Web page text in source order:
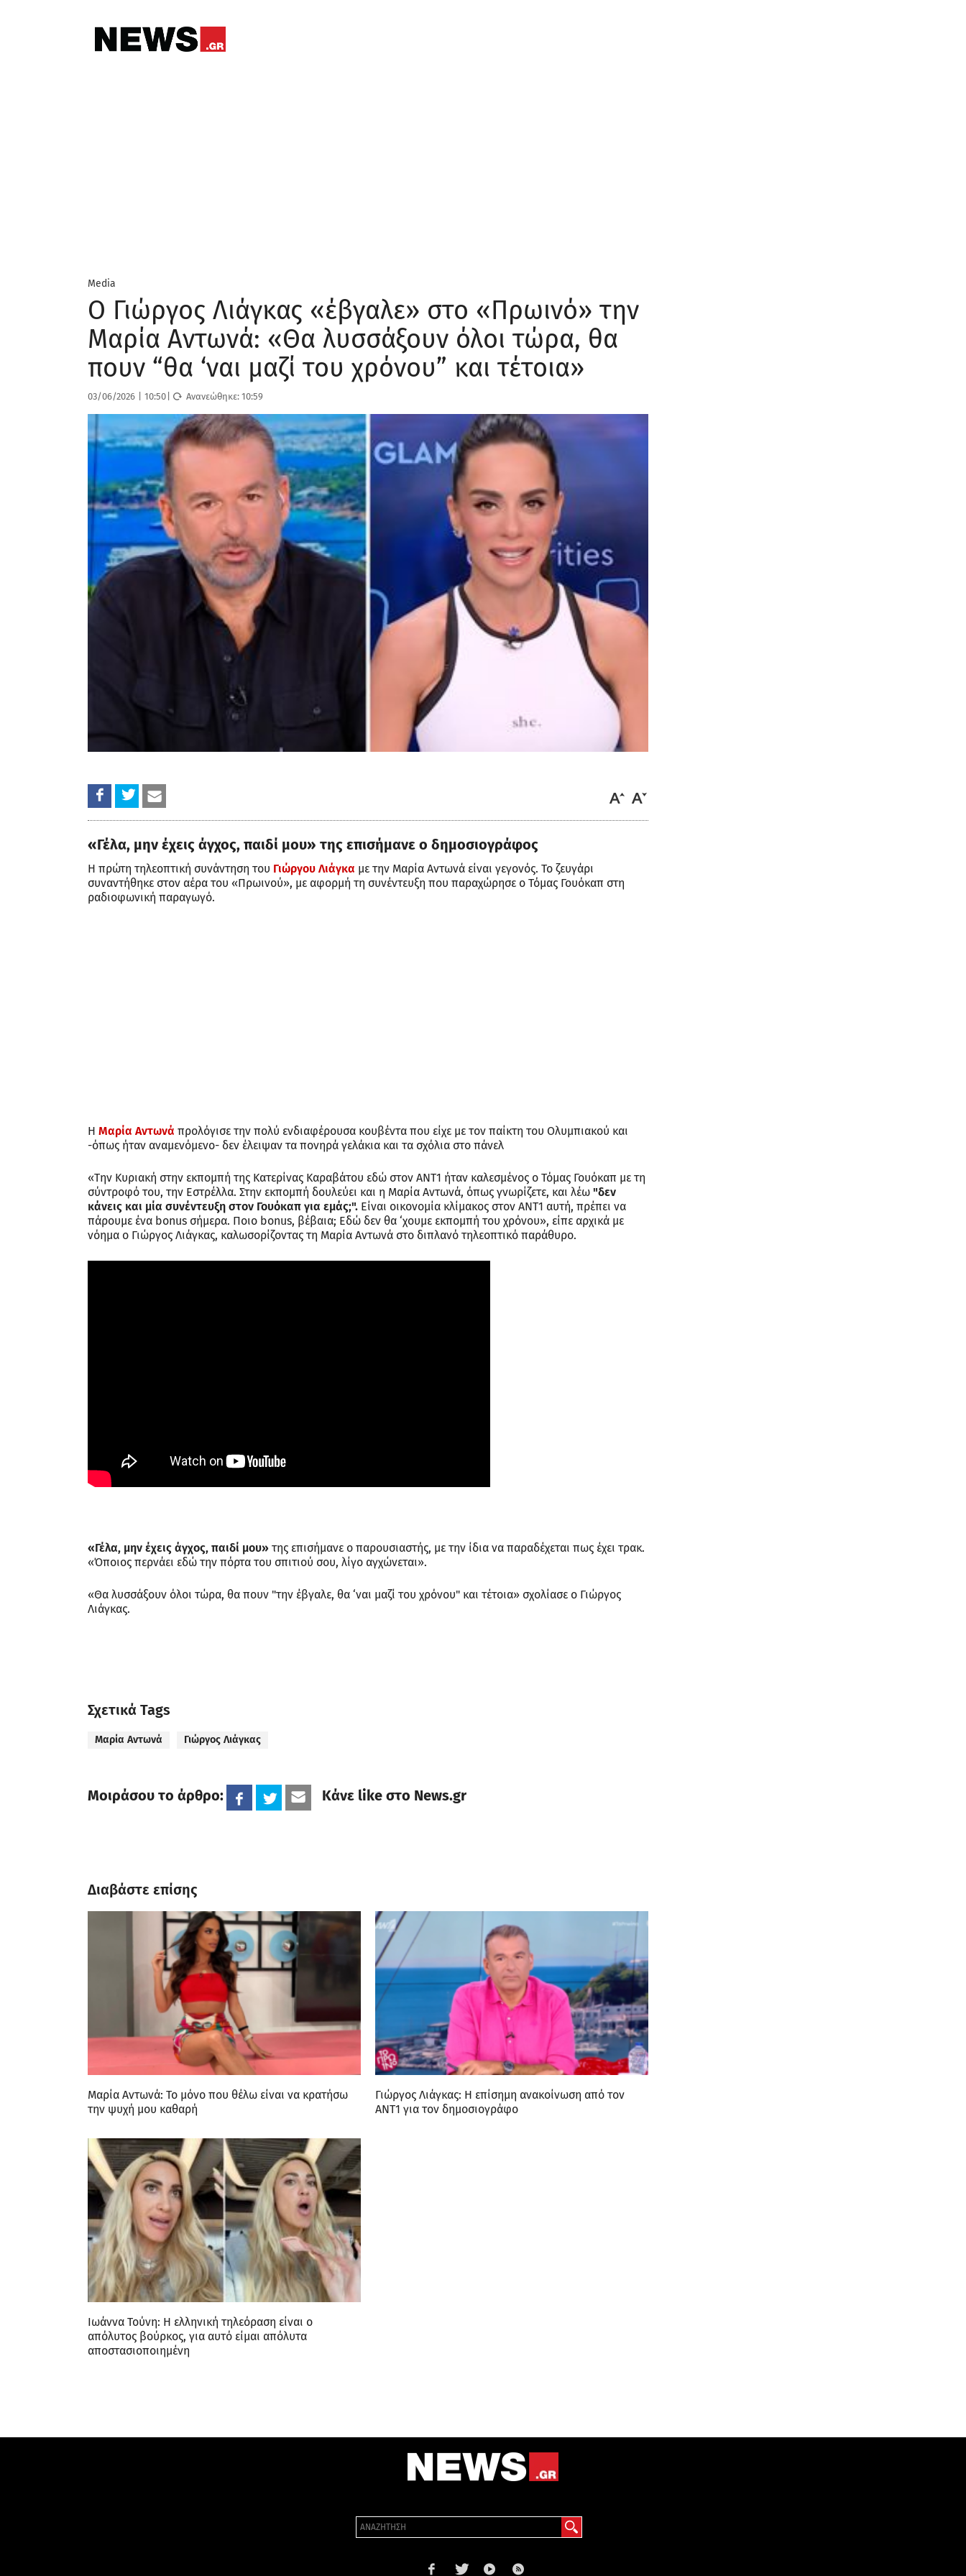
Media
Ο Γιώργος Λιάγκας «έβγαλε» στο «Πρωινό» την
Μαρία Αντωνά: «Θα λυσσάξουν όλοι τώρα, θα
πουν “θα ‘ναι μαζί του χρόνου” και τέτοια»
03/06/2026 10:50 Ανανεώθηκε:10:59
«Γέλα, μην έχεις άγχος, παιδί μου» της επισήμανε ο δημοσιογράφος
Η πρώτη τηλεοπτική συνάντηση του Γιώργου Λιάγκα με την Μαρία Αντωνά είναι γεγονός. Το ζευγάρι
συναντήθηκε στον αέρα του «Πρωινού», με αφορμή τη συνέντευξη που παραχώρησε ο Τόμας Γουόκαπ στη
ραδιοφωνική παραγωγό.
Η Μαρία Αντωνά προλόγισε την πολύ ενδιαφέρουσα κουβέντα που είχε με τον παίκτη του Ολυμπιακού και
-όπως ήταν αναμενόμενο- δεν έλειψαν τα πονηρά γελάκια και τα σχόλια στο πάνελ
«Την Κυριακή στην εκπομπή της Κατερίνας Καραβάτου εδώ στον ΑΝΤ1 ήταν καλεσμένος ο Τόμας Γουόκαπ με τη
σύντροφό του, την Εστρέλλα. Στην εκπομπή δουλεύει και η Μαρία Αντωνά, όπως γνωρίζετε, και λέω "δεν
κάνεις και μία συνέντευξη στον Γουόκαπ για εμάς;". Είναι οικονομία κλίμακος στον ΑΝΤ1 αυτή, πρέπει να
πάρουμε ένα bonus σήμερα. Ποιο bonus, βέβαια; Εδώ δεν θα ‘χουμε εκπομπή του χρόνου», είπε αρχικά με
νόημα ο Γιώργος Λιάγκας, καλωσορίζοντας τη Μαρία Αντωνά στο διπλανό τηλεοπτικό παράθυρο.
«Γέλα, μην έχεις άγχος, παιδί μου» της επισήμανε ο παρουσιαστής, με την ίδια να παραδέχεται πως έχει τρακ.
«Όποιος περνάει εδώ την πόρτα του σπιτιού σου, λίγο αγχώνεται».
«Θα λυσσάξουν όλοι τώρα, θα πουν "την έβγαλε, θα ‘ναι μαζί του χρόνου" και τέτοια» σχολίασε ο Γιώργος
Λιάγκας.
Σχετικά Tags
Μαρία Αντωνά Γιώργος Λιάγκας
Μοιράσου το άρθρο: Κάνε like στο News.gr
Διαβάστε επίσης
Μαρία Αντωνά: Το μόνο που θέλω είναι να κρατήσω
την ψυχή μου καθαρή
Γιώργος Λιάγκας: Η επίσημη ανακοίνωση από τον
ΑΝΤ1 για τον δημοσιογράφο
Ιωάννα Τούνη: Η ελληνική τηλεόραση είναι ο
απόλυτος βούρκος, για αυτό είμαι απόλυτα
αποστασιοποιημένη